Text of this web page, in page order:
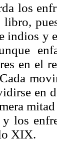
los
libro,
indios y
en el
en
los
XIX.